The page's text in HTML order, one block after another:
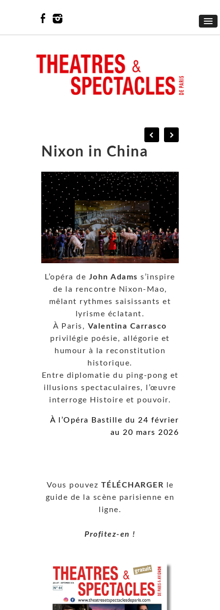
Nixon in China
L’opéra de John Adams s’inspire
de la rencontre Nixon-Mao,
mêlant rythmes saisissants et
lyrisme éclatant.
À Paris, Valentina Carrasco
privilégie poésie, allégorie et
humour à la reconstitution
historique.
Entre diplomatie du ping‑pong et
illusions spectaculaires, l’œuvre
interroge Histoire et pouvoir.
À l’Opéra Bastille du 24 février
au 20 mars 2026
Vous pouvez TÉLÉCHARGER le
guide de la scène parisienne en
ligne.
Profitez-en !